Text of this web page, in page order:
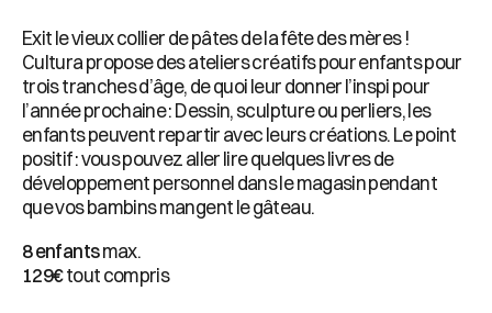
Exit le vieux collier de pâtes de la fête des mères !
Cultura propose des ateliers créatifs pour enfants pour
trois tranches d’âge, de quoi leur donner l’inspi pour
l’année prochaine : Dessin, sculpture ou perliers, les
enfants peuvent repartir avec leurs créations. Le point
positif : vous pouvez aller lire quelques livres de
développement personnel dans le magasin pendant
que vos bambins mangent le gâteau.
8 enfantsmax.
129€tout compris